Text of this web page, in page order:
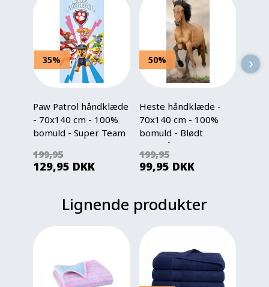
35%
Paw Patrol håndklæde
- 70x140 cm - 100%
bomuld - Super Team
badehåndklæde med
Chase, Marshall,
199,95
129,95 DKK
50%
Heste håndklæde -
70x140 cm - 100%
bomuld - Blødt
badehåndklæde med
galoperende brun
hest
199,95
99,95 DKK
›
Lignende produkter